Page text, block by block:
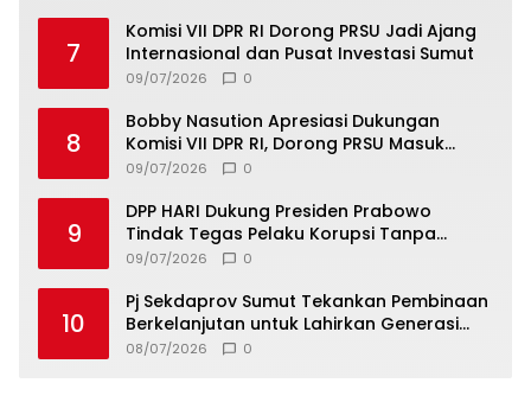
7
Komisi VII DPR RI Dorong PRSU Jadi Ajang
Internasional dan Pusat Investasi Sumut
09/07/2026 0
8
Bobby Nasution Apresiasi Dukungan
Komisi VII DPR RI, Dorong PRSU Masuk
Kalender Event Nasional
09/07/2026 0
9
DPP HARI Dukung Presiden Prabowo
Tindak Tegas Pelaku Korupsi Tanpa
Tebang Pilih
09/07/2026 0
10
Pj Sekdaprov Sumut Tekankan Pembinaan
Berkelanjutan untuk Lahirkan Generasi
Qurani Berkarakter
08/07/2026 0